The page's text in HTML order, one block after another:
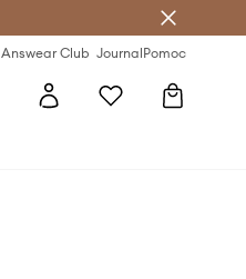
Answear Club JournalPomoc